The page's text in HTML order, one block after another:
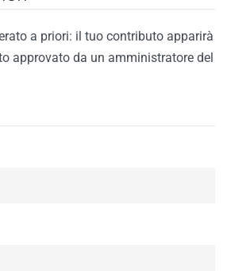
a priori: il tuo contributo apparirà
approvato da un amministratore del